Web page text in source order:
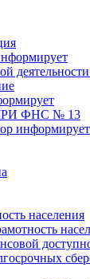
ФНС № 13
информирует
населения